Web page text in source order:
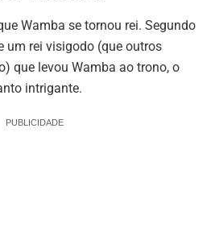
Wamba se tornou rei. Segundo
um rei visigodo (que outros
que levou Wamba ao trono, o
intrigante.
PUBLICIDADE